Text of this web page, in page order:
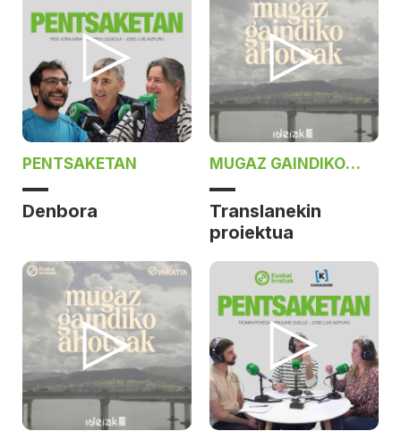
PENTSAKETAN
Denbora
MUGAZ GAINDIKO
AHOTSAK
Translanekin
proiektua